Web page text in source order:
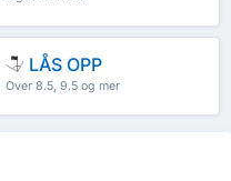
LÅS OPP
Over 8.5, 9.5 og mer